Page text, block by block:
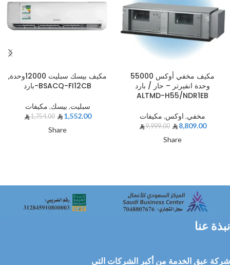
مكيف بيسك سبليت 12000وحدة,
بارد-BSACQ-FI12CB
سبليت, بيسك, مكيفات
1,754.00
1,552.00
Share
مكيف مخفي أوكس 55000
وحدة انفيرتر – حار / بارد
ALTMD-H55/NDR1EB
مخفي, اوكس, مكيفات
9,999.00
8,809.00
Share
نبذة عنا
شركة عبق الخدمة من أكبر الشركات التي